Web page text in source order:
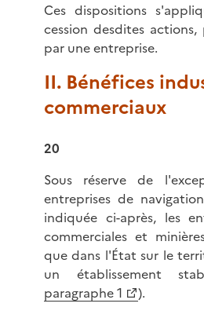
Ces dispositions
cession desdites
par une entreprise.
II. Bénéfices
commerciaux
20
Sous réserve de
entreprises de
indiquée ci-après, les
commerciales et
que dans l'État sur le
un établissement
paragraphe 1
).